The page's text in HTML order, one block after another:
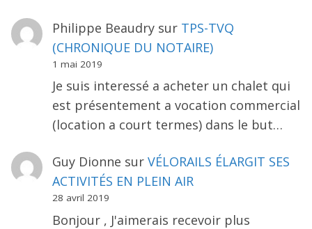
Philippe Beaudrysur TPS-TVQ
(CHRONIQUE DU NOTAIRE)
1 mai 2019
Je suis interessé a acheter un chalet qui
est présentement a vocation commercial
(location a court termes) dans le but…
Guy Dionne sur VÉLORAILS ÉLARGIT SES
ACTIVITÉS EN PLEIN AIR
28 avril 2019
Bonjour , J'aimerais recevoir plus